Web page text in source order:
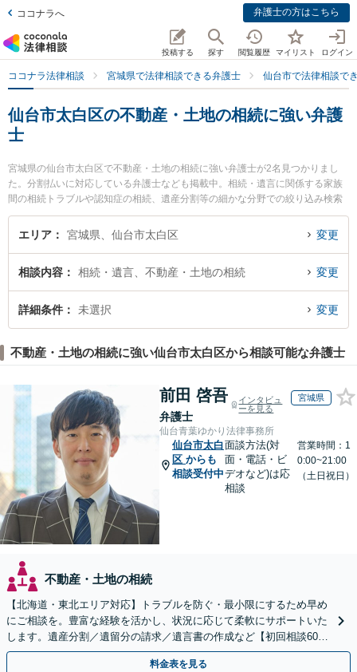
ココナラへ 弁護士の方はこちら
投稿する 探す 閲覧履歴 マイリスト ログイン
ココナラ法律相談 宮城県で法律相談できる弁護士 仙台市で法律相談で
仙台市太白区の不動産・土地の相続に強い弁護
士
宮城県の仙台市太白区で不動産・土地の相続に強い弁護士が2名見つかりまし
た。分割払いに対応している弁護士なども掲載中。相続・遺言に関係する家族
間の相続トラブルや認知症の相続、遺産分割等の細かな分野での絞り込み検索
もでき便利です。特にながまち駅前法律事務所の高橋 崇弁護士や仙台長町法律
事務所の飛澤 聡美弁護士のプロフィール情報や弁護士費用、強みなどが注目さ
の実績豊富な近くの弁護士を検索したい』『初回相談無料で不動産・土地の相
続を法律相談できる仙台市太白区内の弁護士に相談予約したい』などでお困り
の相談者さんにおすすめです。
エリア 宮城県、仙台市太白区 変更
相談内容 相続・遺言、不動産・土地の相続 変更
詳細条件 未選択 変更
不動産・土地の相続に強い仙台市太白区から相談可能な弁護士
前田 啓吾
弁護士
インタビュ
ーを見る
宮城県
仙台青葉ゆかり法律事務所
仙台市太白
区 からも
相談受付中
面談方法(対
面・電話・ビ
デオなど)は応
相談
営業時間：1
0:00~21:00
（土日祝日）
不動産・土地の相続
【北海道・東北エリア対応】トラブルを防ぐ・最小限にするため早め
にご相談を。豊富な経験を活かし、状況に応じて柔軟にサポートいた
します。遺産分割／遺留分の請求／遺言書の作成など【初回相談60分
無料】【オンライン相談可能】
料金表を見る